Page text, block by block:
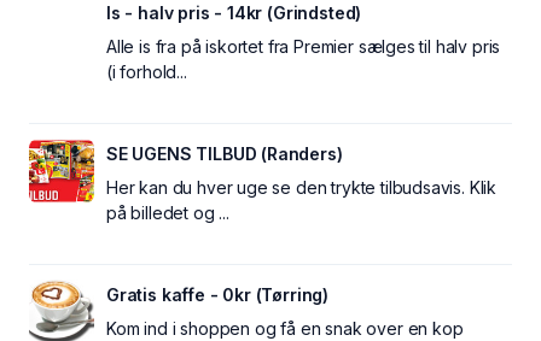
Is - halv pris - 14kr (Grindsted)
Alle is fra på iskortet fra Premier sælges til halv pris
(i forhold...
SE UGENS TILBUD (Randers)
Her kan du hver uge se den trykte tilbudsavis. Klik
på billedet og ...
Gratis kaffe - 0kr (Tørring)
Kom ind i shoppen og få en snak over en kop